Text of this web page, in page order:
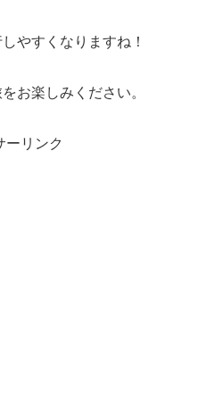
やすくなりますね！
お楽しみください。
ーリンク